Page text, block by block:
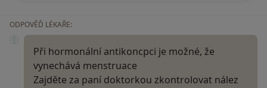
ODPOVĚĎ LÉKAŘE:
Při hormonální antikoncpci je možné, že
vynechává menstruace
Zajděte za paní doktorkou zkontrolovat nález